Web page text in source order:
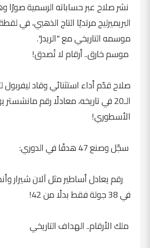
نشر صلاح عبر حساباته الرسمية صورًا
البريميرليج مرتديًا التاج الذهبي، في
موسمه التاريخي مع "الريدز".
موسم خارق.. أرقام لا تُصدق!
صلاح قدّم أداء استثنائي وقاد
الـ20 في تاريخه، معادلًا رقم مانشستر
الأسطوري!
سجّل وصنع 47 هدفًا في الدوري:
رقم يعادل أساطير مثل آلان شيرار
في 38 جولة فقط بدلًا من 42!
ملك الأرقام.. الهداف التاريخي